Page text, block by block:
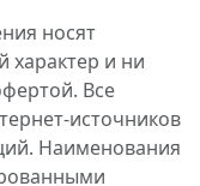
носят
и ни
Все
источников
Наименования